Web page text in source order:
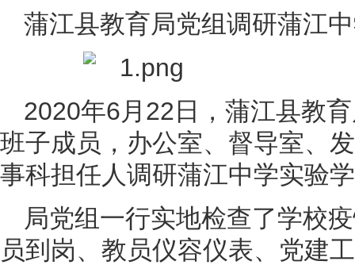
蒲江县教育局党组调研蒲江
2020年6月22日，蒲江县教
班子成员，办公室、督导室、
事科担任人调研蒲江中学实验
局党组一行实地检查了学校
员到岗、教员仪容仪表、党建